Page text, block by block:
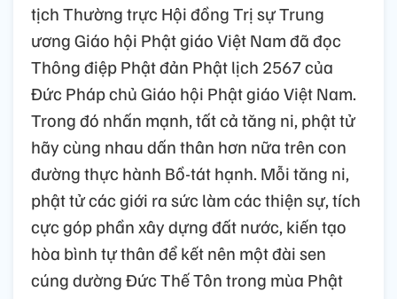
tịch Thường trực Hội đồng Trị sự Trung
ương Giáo hội Phật giáo Việt Nam đã đọc
Thông điệp Phật đản Phật lịch 2567 của
Đức Pháp chủ Giáo hội Phật giáo Việt Nam.
Trong đó nhấn mạnh, tất cả tăng ni, phật tử
hãy cùng nhau dấn thân hơn nữa trên con
đường thực hành Bồ-tát hạnh. Mỗi tăng ni,
phật tử các giới ra sức làm các thiện sự, tích
cực góp phần xây dựng đất nước, kiến tạo
hòa bình tự thân để kết nên một đài sen
cúng dường Đức Thế Tôn trong mùa Phật